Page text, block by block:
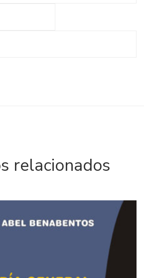
relacionados